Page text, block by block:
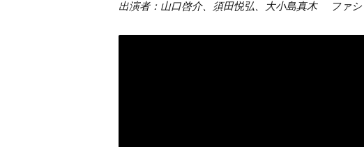
出演者：山口啓介、須田悦弘、大小島真木 ファシ